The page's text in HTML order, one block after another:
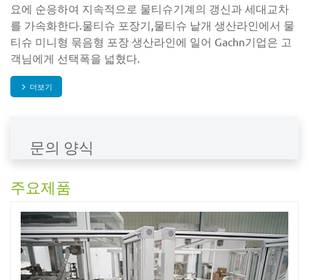
요에 순응하여 지속적으로 물티슈기계의 갱신과 세대교차
를 가속화한다.물티슈 포장기,물티슈 낱개 생산라인에서 물
티슈 미니형 묶음형 포장 생산라인에 일어 Gachn기업은 고
객님에게 선택폭을 넓혔다.
더보기
문의 양식
주요제품